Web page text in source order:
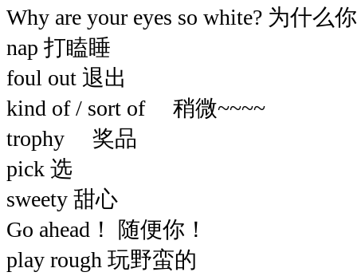
Why are your eyes so white? 为什么
nap 打瞌睡
foul out 退出
kind of / sort of 稍微~~~~
trophy 奖品
pick 选
sweety 甜心
Go ahead！ 随便你！
play rough 玩野蛮的